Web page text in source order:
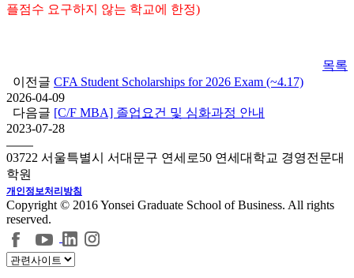
플점수 요구하지 않는 학교에 한정)
목록
이전글 CFA Student Scholarships for 2026 Exam (~4.17)
2026-04-09
다음글 [C/F MBA] 졸업요건 및 심화과정 안내
2023-07-28
03722 서울특별시 서대문구 연세로50 연세대학교 경영전문대
학원
개인정보처리방침
Copyright © 2016 Yonsei Graduate School of Business. All rights
reserved.